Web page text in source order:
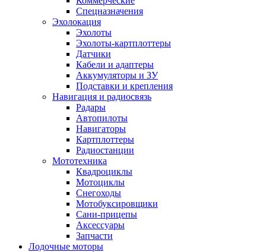
Спецназначения
Эхолокация
Эхолоты
Эхолоты-картплоттеры
Датчики
Кабели и адаптеры
Аккумуляторы и ЗУ
Подставки и крепления
Навигация и радиосвязь
Радары
Автопилоты
Навигаторы
Картплоттеры
Радиостанции
Мототехника
Квадроциклы
Мотоциклы
Снегоходы
Мотобуксировщики
Сани-прицепы
Аксессуары
Запчасти
Лодочные моторы